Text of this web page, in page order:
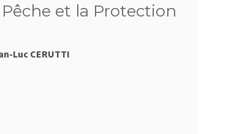
et la Protection
Luc CERUTTI